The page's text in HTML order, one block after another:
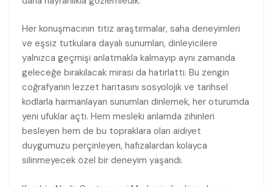
Her konuşmacının titiz araştırmalar, saha deneyimleri
ve eşsiz tutkulara dayalı sunumları, dinleyicilere
yalnızca geçmişi anlatmakla kalmayıp aynı zamanda
geleceğe bırakılacak mirası da hatırlattı. Bu zengin
coğrafyanın lezzet haritasını sosyolojik ve tarihsel
kodlarla harmanlayan sunumları dinlemek, her oturumda
yeni ufuklar açtı. Hem mesleki anlamda zihinleri
besleyen hem de bu topraklara olan aidiyet
duygumuzu perçinleyen, hafızalardan kolayca
silinmeyecek özel bir deneyim yaşandı.